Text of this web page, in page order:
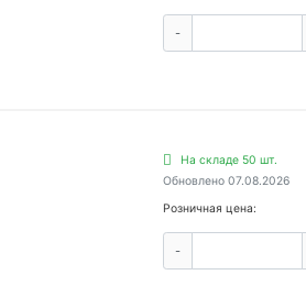
-
На складе 50 шт.
Обновлено 07.08.2026
Розничная цена:
-